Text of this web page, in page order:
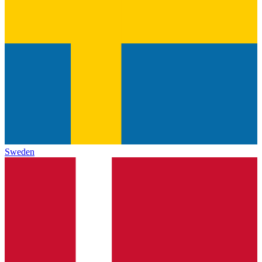
Sweden